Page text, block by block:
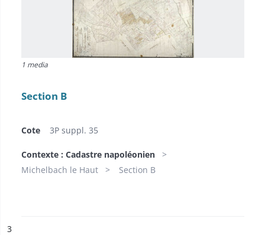
1 media
Section B
Cote 3P suppl. 35
Contexte : Cadastre napoléonien
Michelbach le Haut
Section B
n°
3